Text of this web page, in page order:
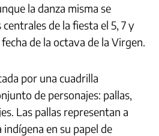
la danza misma se
de la fiesta el 5, 7 y
de la octava de la Virgen.
por una cuadrilla
de personajes: pallas,
Las pallas representan a
indígena en su papel de